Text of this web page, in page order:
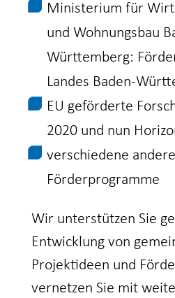
Ministerium für
und Wohnungsbau
Württemberg:
Landes Baden-
EU geförderte
2020 und nun
verschiedene
Förderprogramme
Wir unterstützen Sie
Entwicklung von
Projektideen und
vernetzen Sie mit